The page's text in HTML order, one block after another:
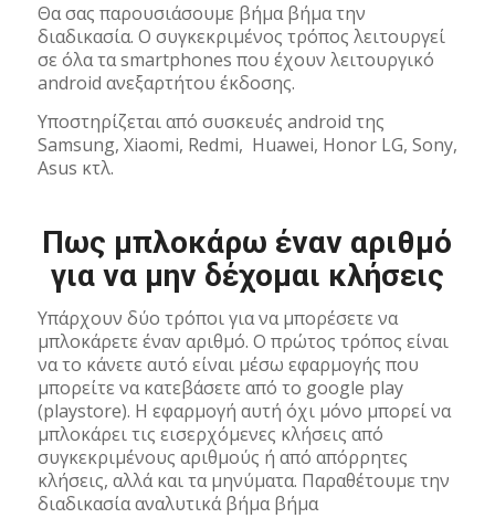
Θα σας παρουσιάσουμε βήμα βήμα την
διαδικασία. Ο συγκεκριμένος τρόπος λειτουργεί
σε όλα τα smartphones που έχουν λειτουργικό
android ανεξαρτήτου έκδοσης.
Υποστηρίζεται από συσκευές android της
Samsung, Xiaomi, Redmi, Huawei, Honor LG, Sony,
Asus κτλ.
Πως μπλοκάρω έναν αριθμό
για να μην δέχομαι κλήσεις
Υπάρχουν δύο τρόποι για να μπορέσετε να
μπλοκάρετε έναν αριθμό. Ο πρώτος τρόπος είναι
να το κάνετε αυτό είναι μέσω εφαρμογής που
μπορείτε να κατεβάσετε από το google play
(playstore). Η εφαρμογή αυτή όχι μόνο μπορεί να
μπλοκάρει τις εισερχόμενες κλήσεις από
συγκεκριμένους αριθμούς ή από απόρρητες
κλήσεις, αλλά και τα μηνύματα. Παραθέτουμε την
διαδικασία αναλυτικά βήμα βήμα